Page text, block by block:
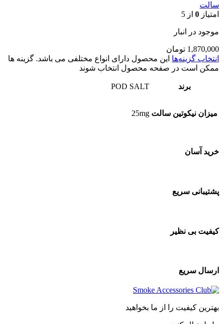
سالت
امتیاز 0 از 5
موجود در انبار
1,870,000 تومان
انتخاب گزینه‌ها این محصول دارای انواع مختلفی می باشد. گزینه ها
ممکن است در صفحه محصول انتخاب شوند
برند POD SALT
میزان نیکوتین سالت 25mg
خرید آسان
پشتیبانی سریع
کیفیت بی نظیر
ارسال سریع
بهترین کیفیت را از ما بخواهید